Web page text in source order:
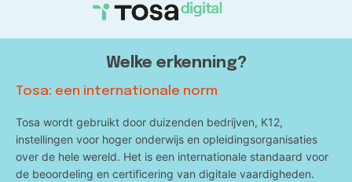
Welke erkenning?
Tosa: een internationale norm
Tosa wordt gebruikt door duizenden bedrijven, K12,
instellingen voor hoger onderwijs en opleidingsorganisaties
over de hele wereld. Het is een internationale standaard voor
de beoordeling en certificering van digitale vaardigheden.